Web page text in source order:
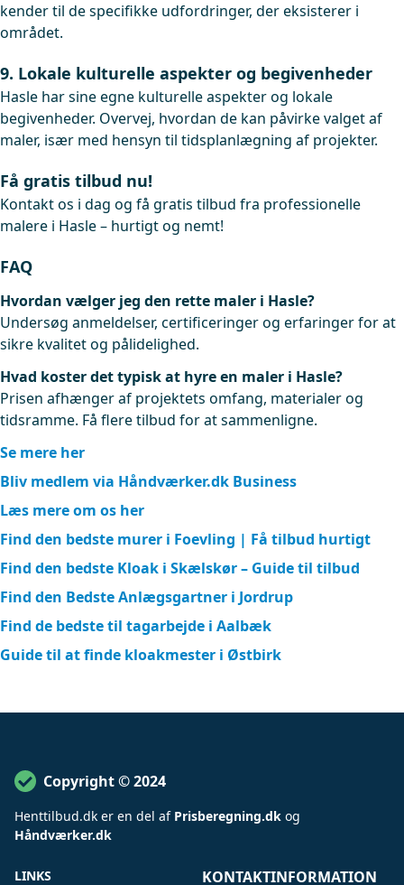
kender til de specifikke udfordringer, der eksisterer i
området.
9. Lokale kulturelle aspekter og begivenheder
Hasle har sine egne kulturelle aspekter og lokale
begivenheder. Overvej, hvordan de kan påvirke valget af
maler, især med hensyn til tidsplanlægning af projekter.
Få gratis tilbud nu!
Kontakt os i dag og få gratis tilbud fra professionelle
malere i Hasle – hurtigt og nemt!
FAQ
Hvordan vælger jeg den rette maler i Hasle?
Undersøg anmeldelser, certificeringer og erfaringer for at
sikre kvalitet og pålidelighed.
Hvad koster det typisk at hyre en maler i Hasle?
Prisen afhænger af projektets omfang, materialer og
tidsramme. Få flere tilbud for at sammenligne.
Se mere her
Bliv medlem via Håndværker.dk Business
Læs mere om os her
Find den bedste murer i Foevling | Få tilbud hurtigt
Find den bedste Kloak i Skælskør – Guide til tilbud
Find den Bedste Anlægsgartner i Jordrup
Find de bedste til tagarbejde i Aalbæk
Guide til at finde kloakmester i Østbirk
Copyright © 2024
Henttilbud.dk er en del af Prisberegning.dk og
Håndværker.dk
LINKS KONTAKTINFORMATION